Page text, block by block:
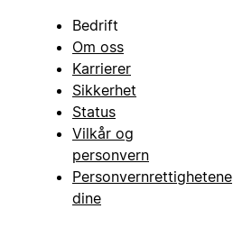
Bedrift
Om oss
Karrierer
Sikkerhet
Status
Vilkår og
personvern
Personvernrettighetene
dine